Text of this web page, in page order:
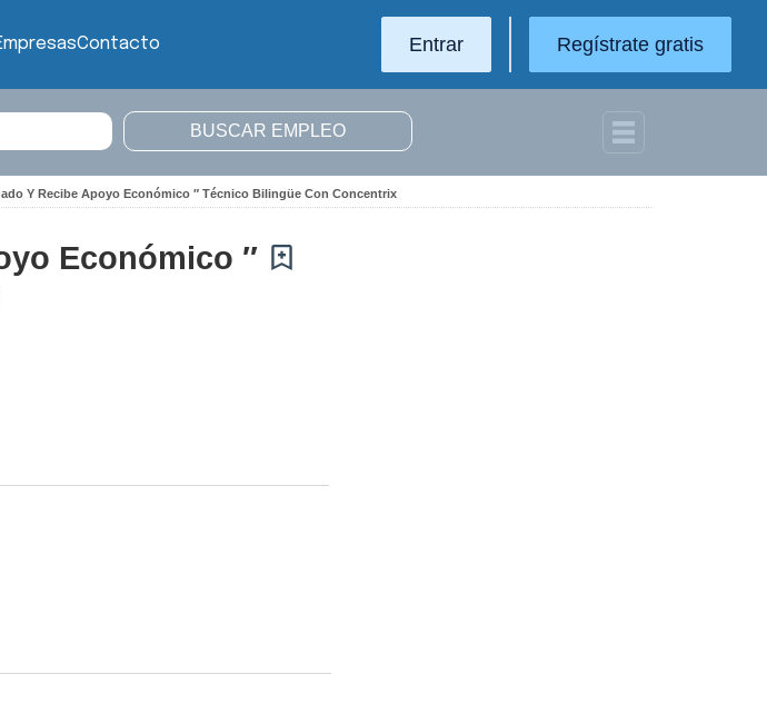
Contacto Entrar Regístrate gratis
Y Recibe Apoyo Económico ″ Técnico Bilingüe Con Concentrix
Económico ″